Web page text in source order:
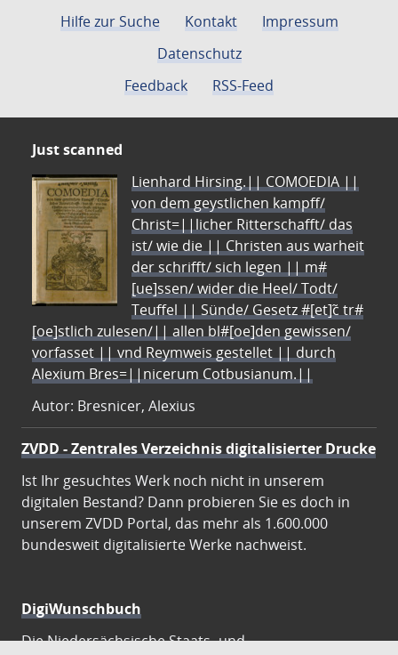
Hilfe zur Suche
Kontakt
Impressum
Datenschutz
Feedback
RSS-Feed
Just scanned
Lienhard Hirsing.|| COMOEDIA ||
von dem geystlichen kampff/
Christ=||licher Ritterschafft/ das
ist/ wie die || Christen aus warheit
der schrifft/ sich legen || m#
[ue]ssen/ wider die Heel/ Todt/
Teuffel || Sünde/ Gesetz #[et]c̃ tr#
[oe]stlich zulesen/|| allen bl#[oe]den gewissen/
vorfasset || vnd Reymweis gestellet || durch
Alexium Bres=||nicerum Cotbusianum.||
Autor: Bresnicer, Alexius
ZVDD - Zentrales Verzeichnis digitalisierter Drucke
Ist Ihr gesuchtes Werk noch nicht in unserem
digitalen Bestand? Dann probieren Sie es doch in
unserem ZVDD Portal, das mehr als 1.600.000
bundesweit digitalisierte Werke nachweist.
DigiWunschbuch
Die Niedersächsische Staats- und